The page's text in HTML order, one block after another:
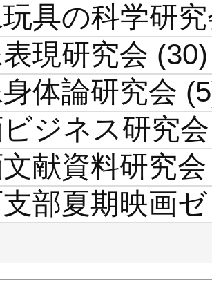
具の科学研
現研究会 (30)
体論研究会
ジネス研究会
献資料研究会
部夏期映画